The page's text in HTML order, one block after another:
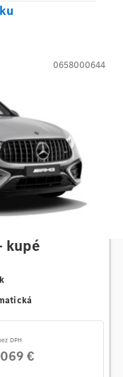
kupé
0658000644
DPH
€